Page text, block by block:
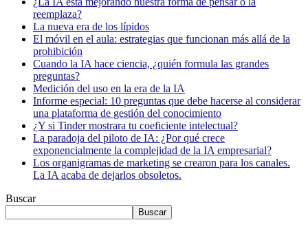
reemplaza?
La nueva era de los lípidos
El móvil en el aula: estrategias que funcionan más allá de la
prohibición
Cuando la IA hace ciencia, ¿quién formula las grandes
preguntas?
Medición del uso en la era de la IA
Informe especial: 10 preguntas que debe hacerse al considerar
una plataforma de gestión del conocimiento
¿Y si Tinder mostrara tu coeficiente intelectual?
La paradoja del piloto de IA: ¿Por qué crece
exponencialmente la complejidad de la IA empresarial?
Los organigramas de marketing se crearon para los canales.
La IA acaba de dejarlos obsoletos.
Buscar
Buscar